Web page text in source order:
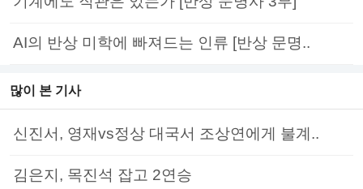
AI의 반상 미학에 빠져드는 인류 [반상 문명..
많이 본 기사
신진서, 영재vs정상 대국서 조상연에게 불계..
김은지, 목진석 잡고 2연승